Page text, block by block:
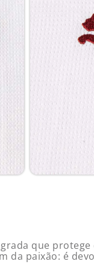
que
da paixão: é